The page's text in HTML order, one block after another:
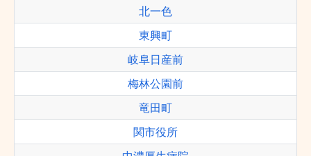
北一色
東興町
岐阜日産前
梅林公園前
竜田町
関市役所